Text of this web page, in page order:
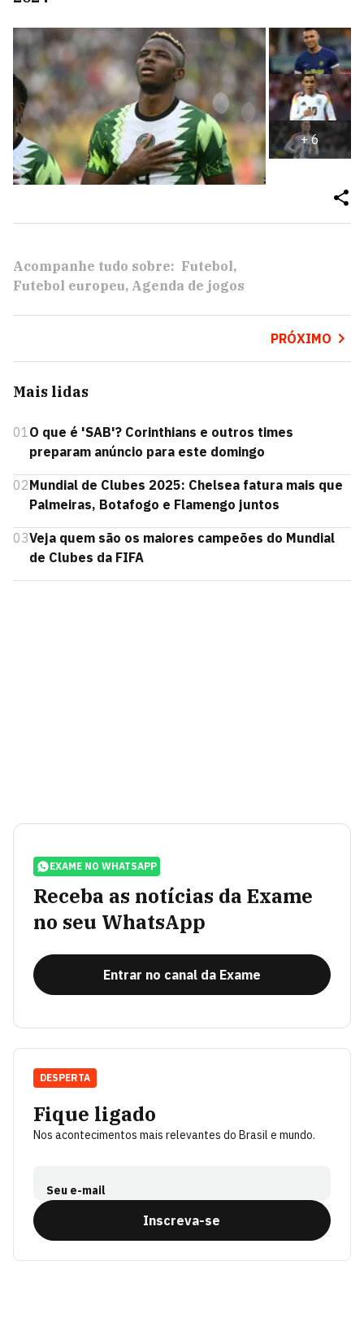
+6
Acompanhe tudo sobre: Futebol
Futebol europeu Agenda de jogos
PRÓXIMO
Mais lidas
01 O que é 'SAB'? Corinthians e outros times
preparam anúncio para este domingo
02Mundial de Clubes 2025: Chelsea fatura mais que
Palmeiras, Botafogo e Flamengo juntos
03Veja quem são os maiores campeões do Mundial
de Clubes da FIFA
EXAME NO WHATSAPP
Receba as notícias da Exame
no seu WhatsApp
Entrar no canal da Exame
Fique ligado
Nos acontecimentos mais relevantes do Brasil e mundo.
Seu e-mail
Inscreva-se
DESPERTA